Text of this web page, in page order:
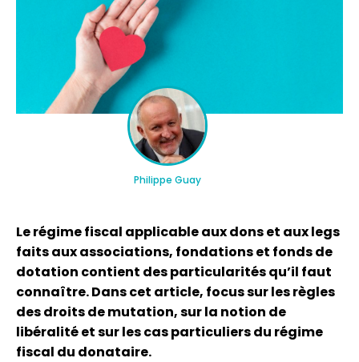
Philippe Guay
Le régime fiscal applicable aux dons et aux legs
faits aux associations, fondations et fonds de
dotation contient des particularités qu’il faut
connaître. Dans cet article, focus sur les règles
des droits de mutation, sur la notion de
libéralité et sur les cas particuliers du régime
fiscal du donataire.